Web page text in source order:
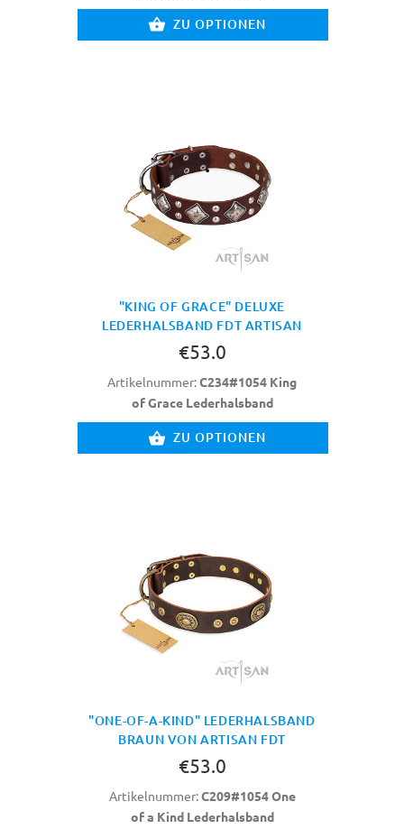
ZU OPTIONEN
"KING OF GRACE" DELUXE
LEDERHALSBAND FDT ARTISAN
€53.0
Artikelnummer:C234#1054 King
of Grace Lederhalsband
ZU OPTIONEN
"ONE-OF-A-KIND" LEDERHALSBAND
BRAUN VON ARTISAN FDT
€53.0
Artikelnummer:C209#1054 One
of a Kind Lederhalsband